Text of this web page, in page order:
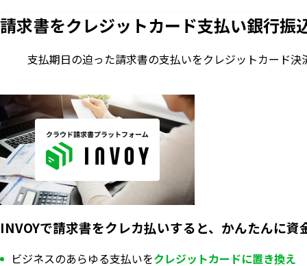
請求書をクレジットカード支払い銀行振
支払期日の迫った請求書の支払いをクレジットカード決
INVOYで請求書をクレカ払いすると、かんたんに資
ビジネスのあらゆる支払いをクレジットカードに置き換え